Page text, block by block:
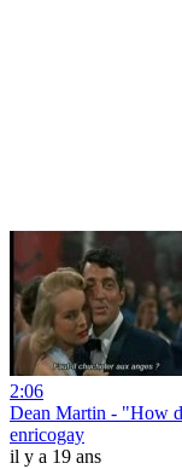
2:06
Dean Martin - "How
enricogay
il y a 19 ans